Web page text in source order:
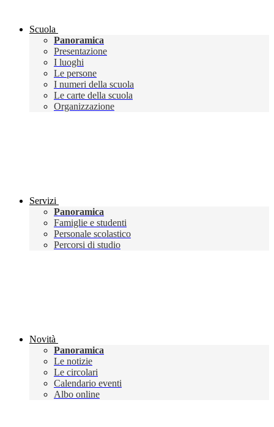
Scuola
Panoramica
Presentazione
I luoghi
Le persone
I numeri della scuola
Le carte della scuola
Organizzazione
Servizi
Panoramica
Famiglie e studenti
Personale scolastico
Percorsi di studio
Novità
Panoramica
Le notizie
Le circolari
Calendario eventi
Albo online